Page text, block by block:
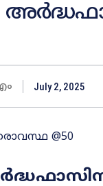
July 2, 2025
@50